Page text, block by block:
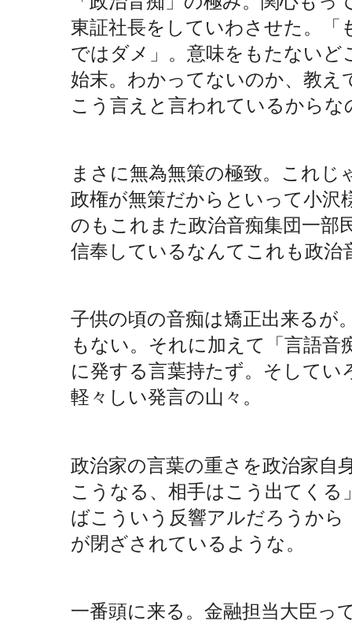
東証社長をしていわさせた。「
ではダメ」。意味をもたないど
始末。わかってないのか、教え
こう言えと言われているからな
まさに無為無策の極致。これじ
政権が無策だからといって小
のもこれまた政治音痴集団一部
信奉しているなんてこれも政治
子供の頃の音痴は矯正出来るが
もない。それに加えて「言語音
に発する言葉持たず。そしてい
軽々しい発言の山々。
政治家の言葉の重さを政治家自
こうなる、相手はこう出てく
ばこういう反響アルだろうから
が閉ざされているような。
一番頭に来る。金融担当大臣っ